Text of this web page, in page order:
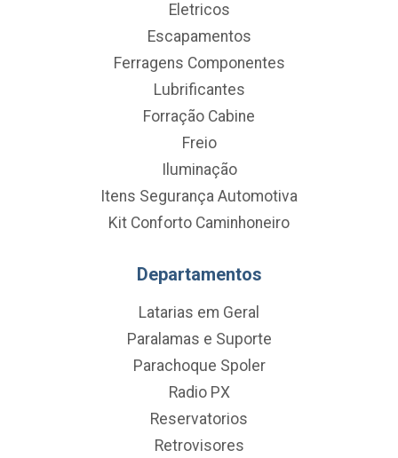
Eletricos
Escapamentos
Ferragens Componentes
Lubrificantes
Forração Cabine
Freio
Iluminação
Itens Segurança Automotiva
Kit Conforto Caminhoneiro
Departamentos
Latarias em Geral
Paralamas e Suporte
Parachoque Spoler
Radio PX
Reservatorios
Retrovisores